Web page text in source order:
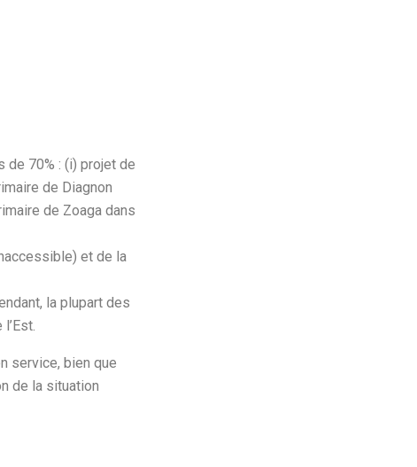
de 70% : (i) projet de
de Diagnon
de Zoaga dans
et de la
la plupart des
service, bien que
de la situation